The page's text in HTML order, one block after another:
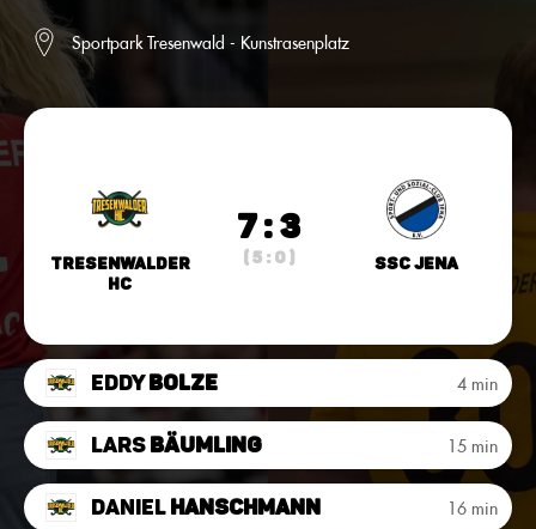
Sportpark Tresenwald - Kunstrasenplatz
Tresenwalder
HC
7 : 3
( 5 : 0 ) SSC Jena
EddyBolze 4 min
LarsBäumling 15 min
DanielHanschmann 16 min